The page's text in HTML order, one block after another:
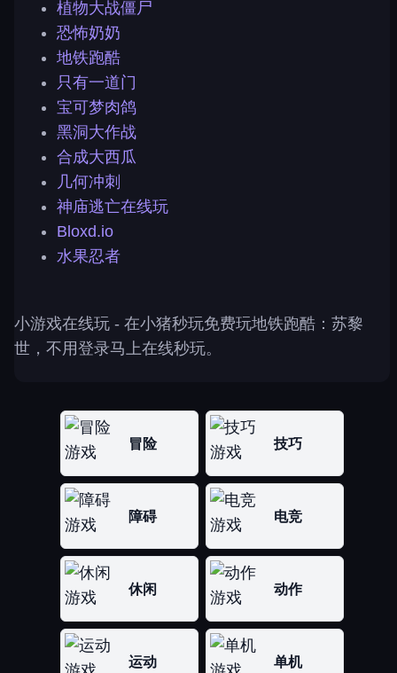
植物大战僵尸
恐怖奶奶
地铁跑酷
只有一道门
宝可梦肉鸽
黑洞大作战
合成大西瓜
几何冲刺
神庙逃亡在线玩
Bloxd.io
水果忍者
小游戏在线玩 - 在小猪秒玩免费玩地铁跑酷：苏黎
世，不用登录马上在线秒玩。
冒险 技巧
障碍 电竞
休闲 动作
运动 单机